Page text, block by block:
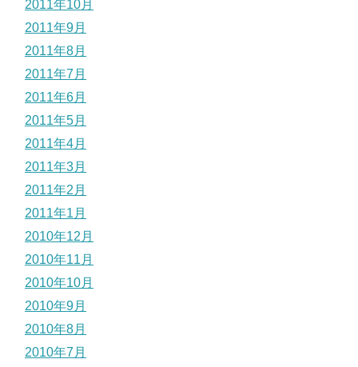
2011年10月
2011年9月
2011年8月
2011年7月
2011年6月
2011年5月
2011年4月
2011年3月
2011年2月
2011年1月
2010年12月
2010年11月
2010年10月
2010年9月
2010年8月
2010年7月